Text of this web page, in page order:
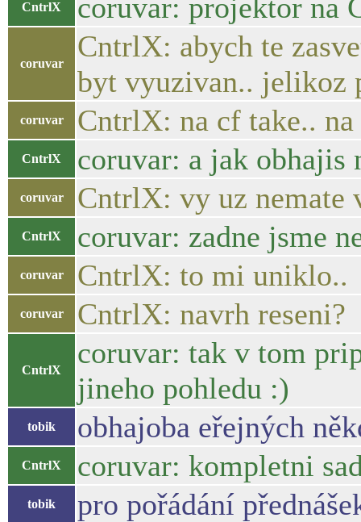
CntrlX coruvar: projektor na
coruvar
CntrlX: abych te
byt vyuzivan.. jelikoz
coruvar CntrlX: na cf take..
CntrlX coruvar: a jak obhajis
coruvar CntrlX: vy uz nemate
CntrlX coruvar: zadne jsme
coruvar CntrlX: to mi uniklo..
coruvar CntrlX: navrh reseni?
CntrlX
coruvar: tak v tom
jineho pohledu :)
tobik obhajoba eřejných
CntrlX coruvar: kompletni
tobik pro pořádání